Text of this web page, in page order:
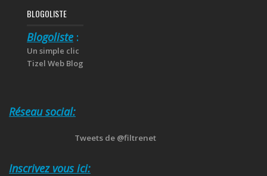
BLOGOLISTE
Blogoliste :
Un simple clic
Tizel Web Blog
Réseau social:
Tweets de @filtrenet
Inscrivez vous ici: